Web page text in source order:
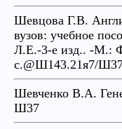
Шевцова Г.В.
вузов: учебное
Л.Е.-3-е изд.. -М.:
с.@Ш143.21я7/
Шевченко В.А.
Ш37